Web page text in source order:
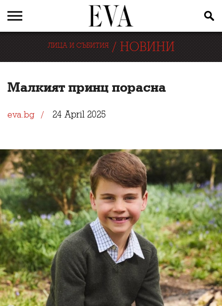
ЛИЦА И СЪБИТИЯ/ НОВИНИ
Малкият принц порасна
eva.bg 24 April 2025